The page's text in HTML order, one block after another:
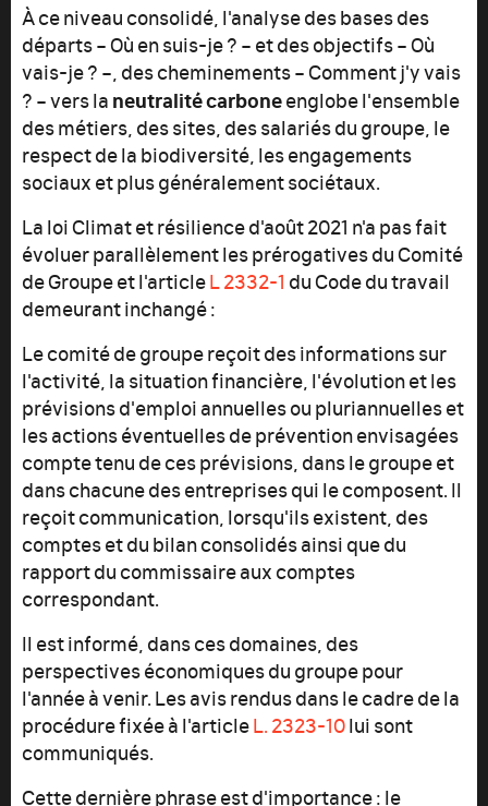
À ce niveau consolidé, l'analyse des bases des
départs – Où en suis-je ? – et des objectifs – Où
vais-je ? –, des cheminements – Comment j'y vais
? – vers laneutralité carboneenglobe l'ensemble
des métiers, des sites, des salariés du groupe, le
respect de la biodiversité, les engagements
sociaux et plus généralement sociétaux.
La loi Climat et résilience d'août 2021 n'a pas fait
évoluer parallèlement les prérogatives du Comité
de Groupe et l'articleL 2332-1 du Code du travail
demeurant inchangé :
Le comité de groupe reçoit des informations sur
l'activité, la situation financière, l'évolution et les
prévisions d'emploi annuelles ou pluriannuelles et
les actions éventuelles de prévention envisagées
compte tenu de ces prévisions, dans le groupe et
dans chacune des entreprises qui le composent. Il
reçoit communication, lorsqu'ils existent, des
comptes et du bilan consolidés ainsi que du
rapport du commissaire aux comptes
correspondant.
Il est informé, dans ces domaines, des
perspectives économiques du groupe pour
l'année à venir. Les avis rendus dans le cadre de la
procédure fixée à l'articleL. 2323-10lui sont
communiqués.
Cette dernière phrase est d'importance : le